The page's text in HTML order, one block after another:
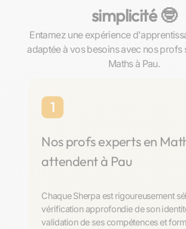
simplicité 🤓​
Entamez une expérience
adaptée à vos besoins avec nos profs
Maths à Pau.
1
Nos profs experts en
attendent à Pau
Chaque Sherpa est rigoureusement
vérification approfondie de son
validation de ses compétences et